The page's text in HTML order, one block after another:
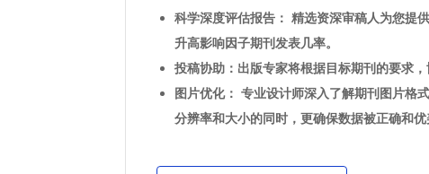
科学深度评估报告： 精选资深审稿人为您提
升高影响因子期刊发表几率。
投稿协助：出版专家将根据目标期刊的要求，
图片优化： 专业设计师深入了解期刊图片格
分辨率和大小的同时，更确保数据被正确和优